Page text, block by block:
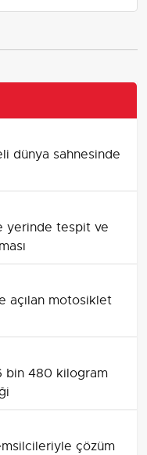
dünya sahnesinde
yerinde tespit ve
açılan motosiklet
bin 480 kilogram
çözüm